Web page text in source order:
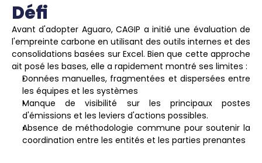
Défi
Avant d'adopter Aguaro, CAGIP a initié une évaluation de
l'empreinte carbone en utilisant des outils internes et des
consolidations basées sur Excel. Bien que cette approche
ait posé les bases, elle a rapidement montré ses limites :
Données manuelles, fragmentées et dispersées entre
les équipes et les systèmes
Manque de visibilité sur les principaux postes
d'émissions et les leviers d'actions possibles.
Absence de méthodologie commune pour soutenir la
coordination entre les entités et les parties prenantes